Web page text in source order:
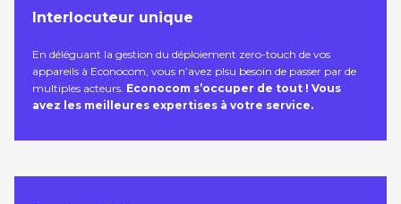
Interlocuteur unique
En déléguant la gestion du déploiement zero-touch de vos
appareils à Econocom, vous n’avez plsu besoin de passer par de
multiples acteurs. Econocom s’occuper de tout ! Vous
avez les meilleures expertises à votre service.